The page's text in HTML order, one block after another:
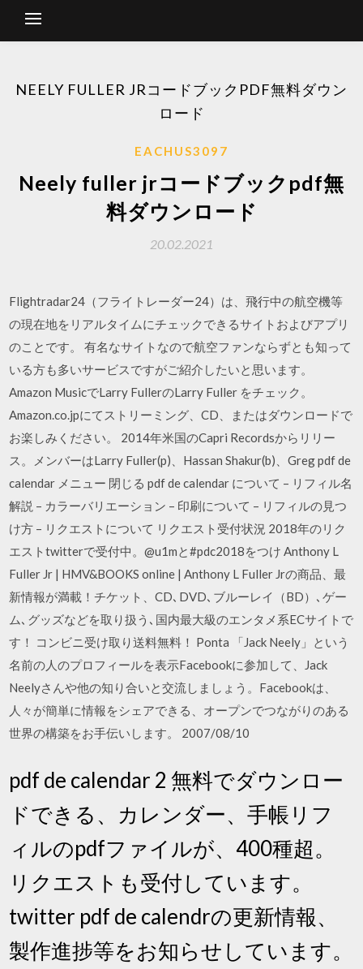
NEELY FULLER JRコードブックPDF無料ダウン
ロード
EACHUS3097
Neely fuller jrコードブックpdf無
料ダウンロード
20.02.2021
Flightradar24（フライトレーダー24）は、飛行中の航空機等
の現在地をリアルタイムにチェックできるサイトおよびアプリ
のことです。 有名なサイトなので航空ファンならずとも知って
いる方も多いサービスですがご紹介したいと思います。
Amazon MusicでLarry FullerのLarry Fuller をチェック。
Amazon.co.jpにてストリーミング、CD、またはダウンロードで
お楽しみください。 2014年米国のCapri Recordsからリリー
ス。メンバーはLarry Fuller(p)、Hassan Shakur(b)、Greg pdf de
calendar メニュー 閉じる pdf de calendar について – リフィル名
解説 – カラーバリエーション – 印刷について – リフィルの見つ
け方 – リクエストについて リクエスト受付状況 2018年のリク
エストtwitterで受付中。@u1mと#pdc2018をつけ Anthony L
Fuller Jr | HMV&BOOKS online | Anthony L Fuller Jrの商品、最
新情報が満載！チケット、CD､DVD､ブルーレイ（BD）､ゲー
ム､グッズなどを取り扱う､国内最大級のエンタメ系ECサイトで
す！ コンビニ受け取り送料無料！ Ponta 「Jack Neely」という
名前の人のプロフィールを表示Facebookに参加して、Jack
Neelyさんや他の知り合いと交流しましょう。Facebookは、
人々が簡単に情報をシェアできる、オープンでつながりのある
世界の構築をお手伝いします。 2007/08/10
pdf de calendar 2 無料でダウンロー
ドできる、カレンダー、手帳リフ
ィルのpdfファイルが、400種超。
リクエストも受付しています。
twitter pdf de calendrの更新情報、
製作進捗等をお知らせしています。